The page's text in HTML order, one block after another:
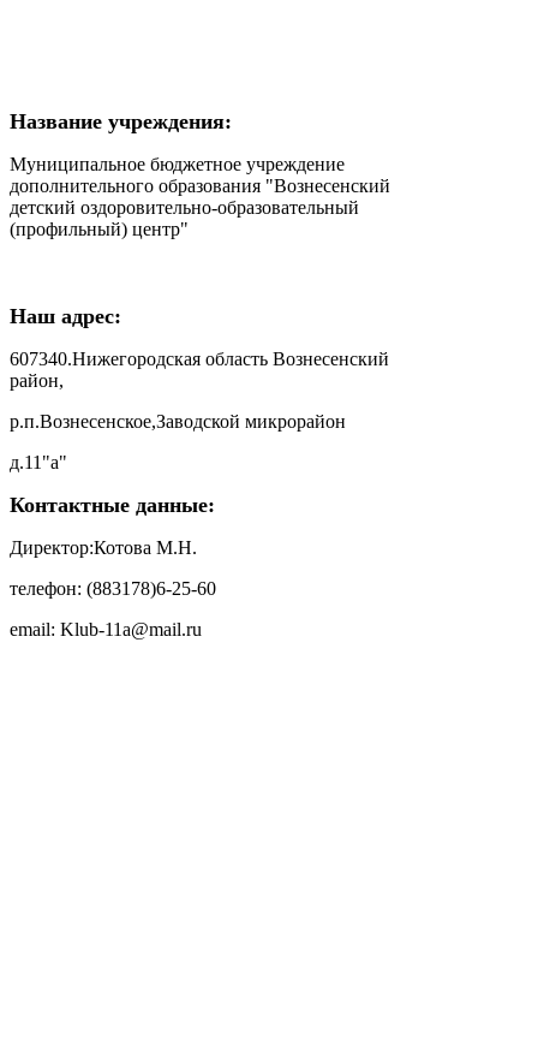
Название учреждения:
Муниципальное бюджетное учреждение
дополнительного образования "Вознесенский
детский оздоровительно-образовательный
(профильный) центр"
Наш адрес:
607340.Нижегородская область Вознесенский
район,
р.п.Вознесенское,Заводской микрорайон
д.11"а"
Контактные данные:
Директор:Котова М.Н.
телефон: (883178)6-25-60
email: Klub-11a@mail.ru